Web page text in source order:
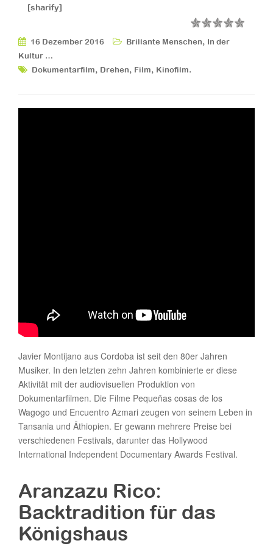
[sharify]
16 Dezember 2016 Brillante Menschen, In der
Kultur …
Dokumentarfilm, Drehen, Film, Kinofilm.
Javier Montijano aus Cordoba ist seit den 80er Jahren
Musiker. In den letzten zehn Jahren kombinierte er diese
Aktivität mit der audiovisuellen Produktion von
Dokumentarfilmen. Die Filme Pequeñas cosas de los
Wagogo und Encuentro Azmari zeugen von seinem Leben in
Tansania und Äthiopien. Er gewann mehrere Preise bei
verschiedenen Festivals, darunter das Hollywood
International Independent Documentary Awards Festival.
Aranzazu Rico:
Backtradition für das
Königshaus